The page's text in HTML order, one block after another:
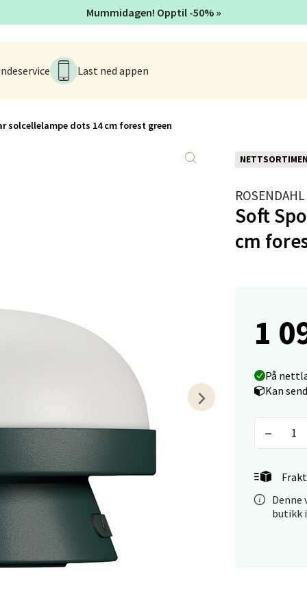
Last ned appen
solcellelampe dots 14 cm forest green
ROSENDAHL
Soft
cm
1
På
Kan
Denne
butikk
Mummidagen! Opptil -50% »
- Thon Senter Kanebogen
5, 9411 Harstad
10-18
og Sandnes - Kilden Senter
16, 4016 Stavanger
og Sandnes - Kvadrat
1, 4313 Sandnes
10-18
- Thon Senter Lagunen